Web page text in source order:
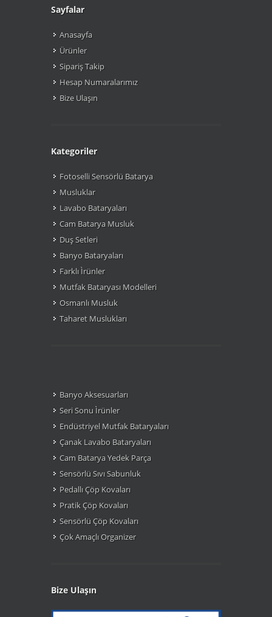
Sayfalar
Anasayfa
Ürünler
Sipariş Takip
Hesap Numaralarımız
Bize Ulaşın
Kategoriler
Fotoselli Sensörlü Batarya
Musluklar
Lavabo Bataryaları
Cam Batarya Musluk
Duş Setleri
Banyo Bataryaları
Farklı Ìrünler
Mutfak Bataryası Modelleri
Osmanlı Musluk
Taharet Muslukları
Banyo Aksesuarları
Seri Sonu Ìrünler
Endüstriyel Mutfak Bataryaları
Çanak Lavabo Bataryaları
Cam Batarya Yedek Parça
Sensörlü Sıvı Sabunluk
Pedallı Çöp Kovaları
Pratik Çöp Kovaları
Sensörlü Çöp Kovaları
Çok Amaçlı Organizer
Bize Ulaşın